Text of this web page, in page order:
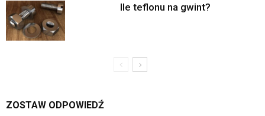
Ile teflonu na gwint?
ZOSTAW ODPOWIEDŹ